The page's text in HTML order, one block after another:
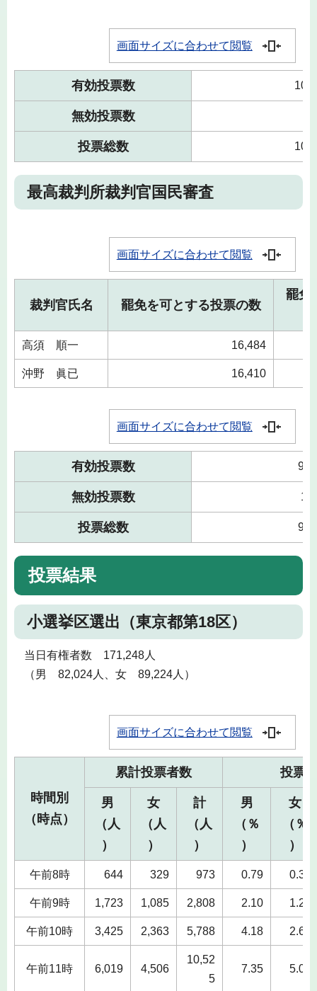
画面サイズに合わせて閲覧
有効投票数
無効投票数
投票総数
最高裁判所裁判官国民審査
画面サイズに合わせて閲覧
裁判官氏名 罷免を可とする投票の数
罷免
高須 順一 16,484
沖野 眞已 16,410
画面サイズに合わせて閲覧
有効投票数
無効投票数
投票総数
投票結果
小選挙区選出（東京都第18区）
当日有権者数 171,248人
（男 82,024人、女 89,224人）
画面サイズに合わせて閲覧
時間別
（時点）
累計投票者数 投票
男
（人
）
女
（人
）
計
（人
）
男
（％
）
女
（％
）
午前8時 644 329 973 0.79 0.37
午前9時 1,723 1,085 2,808 2.10 1.22
午前10時 3,425 2,363 5,788 4.18 2.65
午前11時 6,019 4,506
10,52
5
7.35 5.06